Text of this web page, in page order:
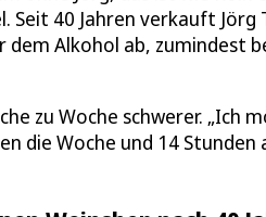
Seit 40 Jahren verkauft
dem Alkohol ab, zumindest
zu Woche schwerer. „Ich
die Woche und 14